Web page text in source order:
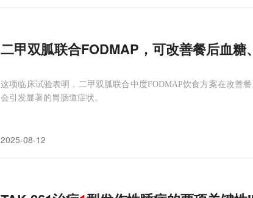
二甲双胍联合FODMAP，可改善餐后血糖
这项临床试验表明，二甲双胍联合中度FODMAP饮食方案在改善
会引发显著的胃肠道症状。
2025-08-12